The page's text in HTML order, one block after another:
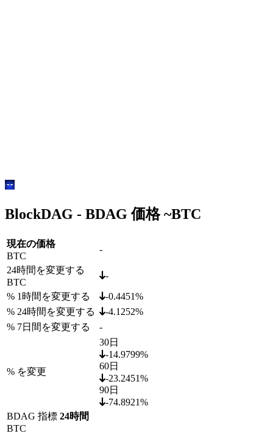
BlockDAG - BDAG 価格 ~BTC
現在の価格
BTC
-
24時間を変更する
BTC
-
% 1時間を変更する
-0.4451%
% 24時間を変更する
-4.1252%
% 7日間を変更する
-
% を変更
30日
-14.9799%
60日
-23.2451%
90日
-74.8921%
BDAG 指標 24時間
BTC